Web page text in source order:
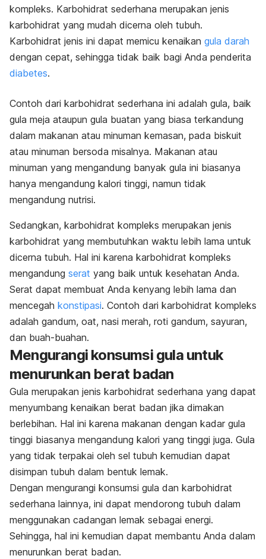
kompleks. Karbohidrat sederhana merupakan jenis
karbohidrat yang mudah dicerna oleh tubuh.
Karbohidrat jenis ini dapat memicu kenaikan gula darah
dengan cepat, sehingga tidak baik bagi Anda penderita
diabetes.
Contoh dari karbohidrat sederhana ini adalah gula, baik
gula meja ataupun gula buatan yang biasa terkandung
dalam makanan atau minuman kemasan, pada biskuit
atau minuman bersoda misalnya. Makanan atau
minuman yang mengandung banyak gula ini biasanya
hanya mengandung kalori tinggi, namun tidak
mengandung nutrisi.
Sedangkan, karbohidrat kompleks merupakan jenis
karbohidrat yang membutuhkan waktu lebih lama untuk
dicerna tubuh. Hal ini karena karbohidrat kompleks
mengandung serat yang baik untuk kesehatan Anda.
Serat dapat membuat Anda kenyang lebih lama dan
mencegah konstipasi. Contoh dari karbohidrat kompleks
adalah gandum, oat, nasi merah, roti gandum, sayuran,
dan buah-buahan.
Mengurangi konsumsi gula untuk
menurunkan berat badan
Gula merupakan jenis karbohidrat sederhana yang dapat
menyumbang kenaikan berat badan jika dimakan
berlebihan. Hal ini karena makanan dengan kadar gula
tinggi biasanya mengandung kalori yang tinggi juga. Gula
yang tidak terpakai oleh sel tubuh kemudian dapat
disimpan tubuh dalam bentuk lemak.
Dengan mengurangi konsumsi gula dan karbohidrat
sederhana lainnya, ini dapat mendorong tubuh dalam
menggunakan cadangan lemak sebagai energi.
Sehingga, hal ini kemudian dapat membantu Anda dalam
menurunkan berat badan.